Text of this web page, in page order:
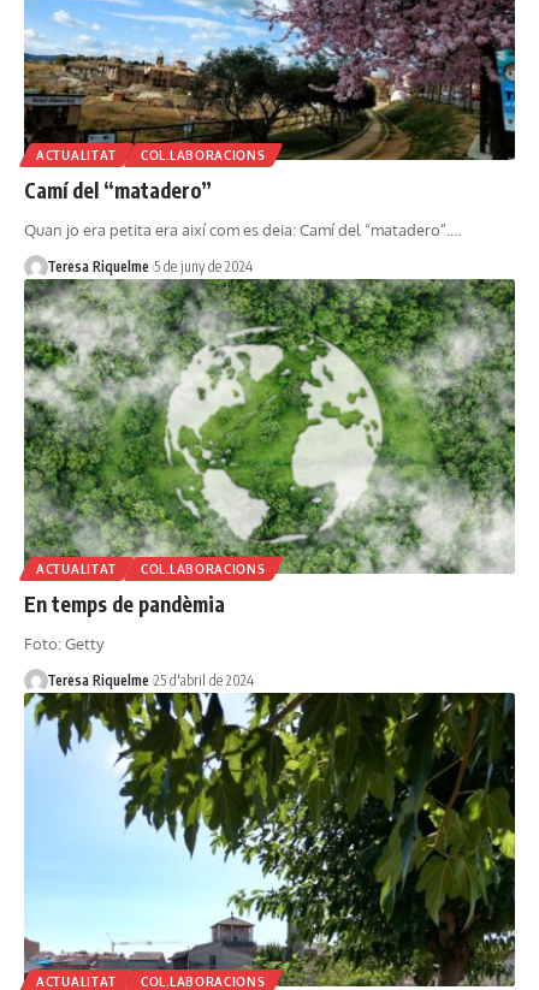
ACTUALITAT COL.LABORACIONS
Camí del “matadero”
Quan jo era petita era així com es deia: Camí del “matadero”.…
Teresa Riquelme 5 de juny de 2024
ACTUALITAT COL.LABORACIONS
En temps de pandèmia
Foto: Getty
Teresa Riquelme 25 d'abril de 2024
ACTUALITAT COL.LABORACIONS